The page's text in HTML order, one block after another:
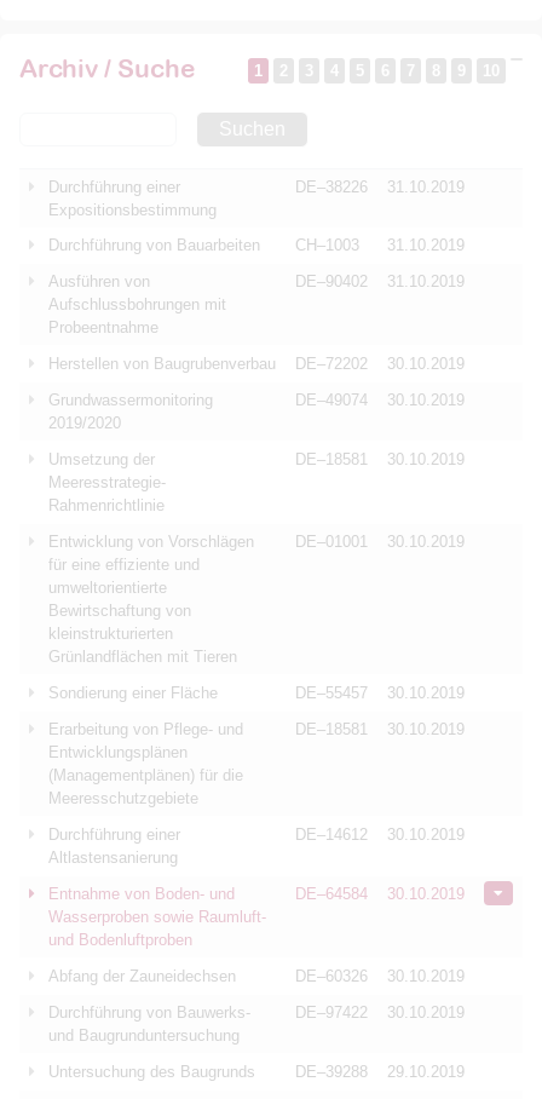
Archiv / Suche 1 2 3 4 5 6 7 8 9 10
Suchen
Durchführung einer
Expositionsbestimmung
DE–38226 31.10.2019
Durchführung von Bauarbeiten CH–1003
31.10.2019
Ausführen von
Aufschlussbohrungen mit
Probeentnahme
DE–90402 31.10.2019
Herstellen von Baugrubenverbau DE–72202
30.10.2019
Grundwassermonitoring
2019/2020
DE–49074 30.10.2019
Umsetzung der
Meeresstrategie-
Rahmenrichtlinie
DE–18581 30.10.2019
Entwicklung von Vorschlägen
für eine effiziente und
umweltorientierte
Bewirtschaftung von
kleinstrukturierten
Grünlandflächen mit Tieren
DE–01001 30.10.2019
Sondierung einer Fläche DE–55457
30.10.2019
Erarbeitung von Pflege- und
Entwicklungsplänen
(Managementplänen) für die
Meeresschutzgebiete
DE–18581 30.10.2019
Durchführung einer
Altlastensanierung
DE–14612 30.10.2019
Entnahme von Boden- und
Wasserproben sowie Raumluft-
und Bodenluftproben
DE–64584 30.10.2019
Abfang der Zauneidechsen DE–60326
30.10.2019
Durchführung von Bauwerks-
und Baugrunduntersuchung
DE–97422 30.10.2019
Untersuchung des Baugrunds DE–39288
29.10.2019